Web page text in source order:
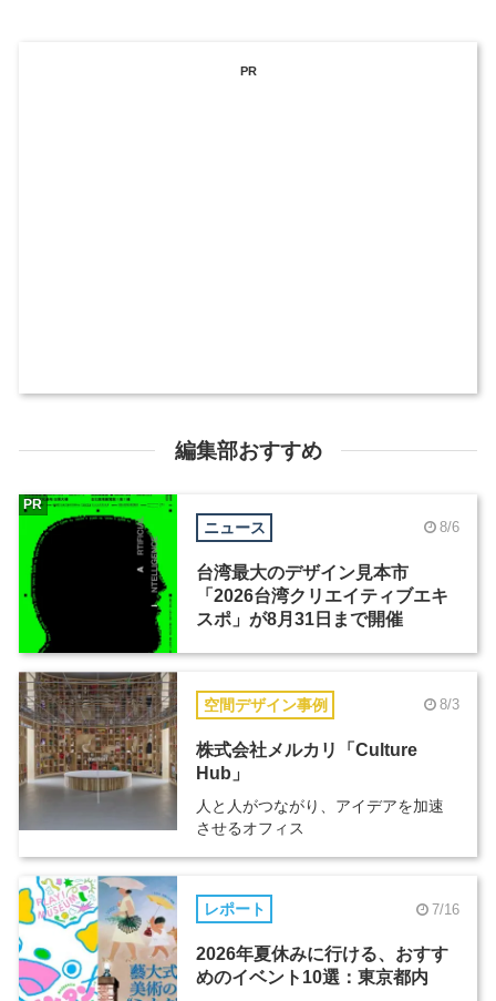
PR
編集部おすすめ
ニュース 8/6
台湾最大のデザイン見本市
「2026台湾クリエイティブエキ
スポ」が8月31日まで開催
PR
空間デザイン事例 8/3
株式会社メルカリ「Culture
Hub」
人と人がつながり、アイデアを加速
させるオフィス
レポート 7/16
2026年夏休みに行ける、おすす
めのイベント10選：東京都内